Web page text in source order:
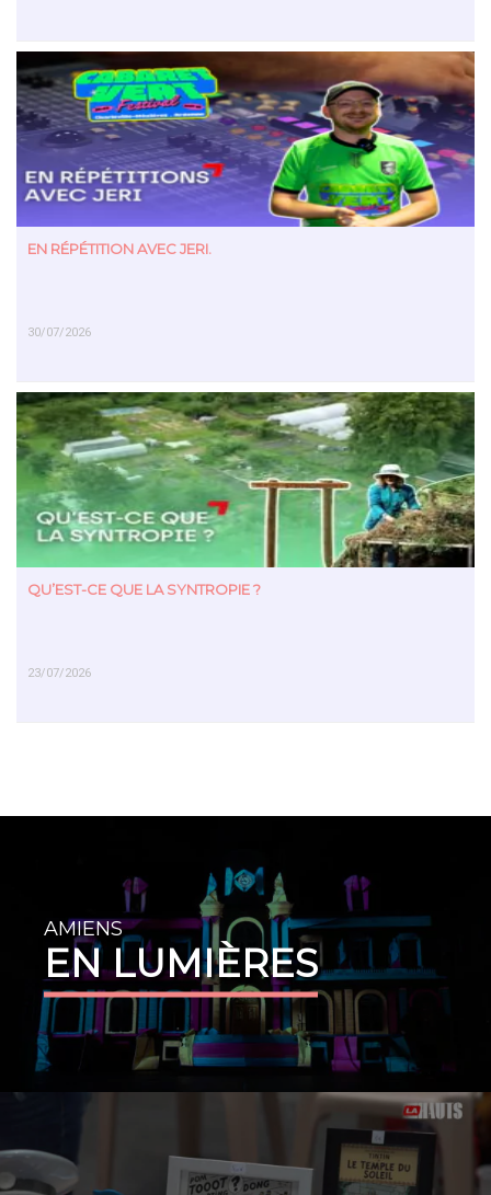
EN SAVOIR PLUS
EN RÉPÉTITION AVEC JERI.
30/07/2026
EN SAVOIR PLUS
QU’EST-CE QUE LA SYNTROPIE ?
23/07/2026
AMIENS
EN LUMIÈRES